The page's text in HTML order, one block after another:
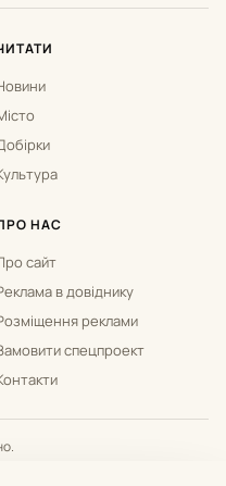
НАС
сайт
в довіднику
реклами
спецпроект